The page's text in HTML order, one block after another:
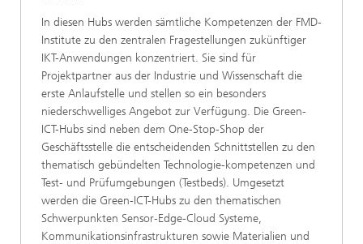
In diesen Hubs werden sämtliche Kompetenzen der FMD-
Institute zu den zentralen Fragestellungen zukünftiger
IKT-Anwendungen konzentriert. Sie sind für
Projektpartner aus der Industrie und Wissenschaft die
erste Anlaufstelle und stellen so ein besonders
niederschwelliges Angebot zur Verfügung. Die Green-
ICT-Hubs sind neben dem One-Stop-Shop der
Geschäftsstelle die entscheidenden Schnittstellen zu den
thematisch gebündelten Technologie-kompetenzen und
Test- und Prüfumgebungen (Testbeds). Umgesetzt
werden die Green-ICT-Hubs zu den thematischen
Schwerpunkten Sensor-Edge-Cloud Systeme,
Kommunikationsinfrastrukturen sowie Materialien und